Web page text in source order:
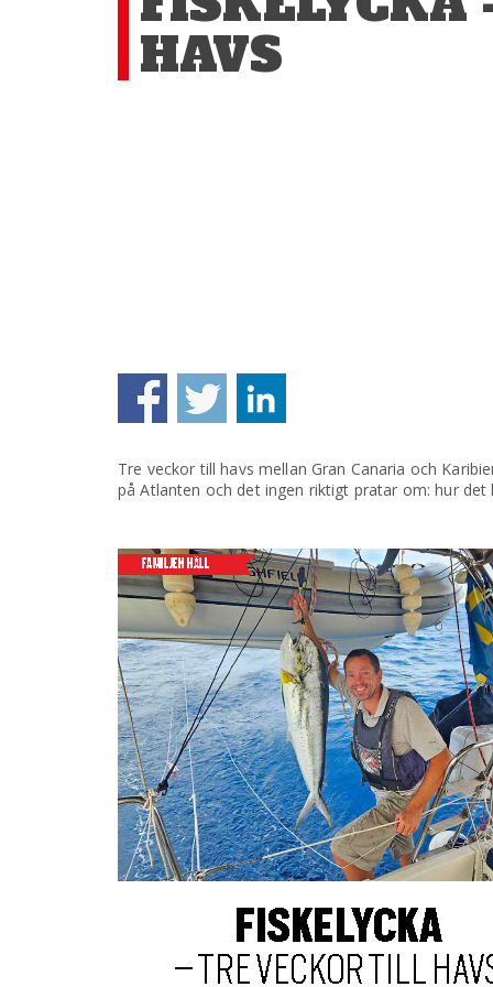
HAVS
Tre veckor till havs mellan Gran Canaria och
på Atlanten och det ingen riktigt pratar om: hur